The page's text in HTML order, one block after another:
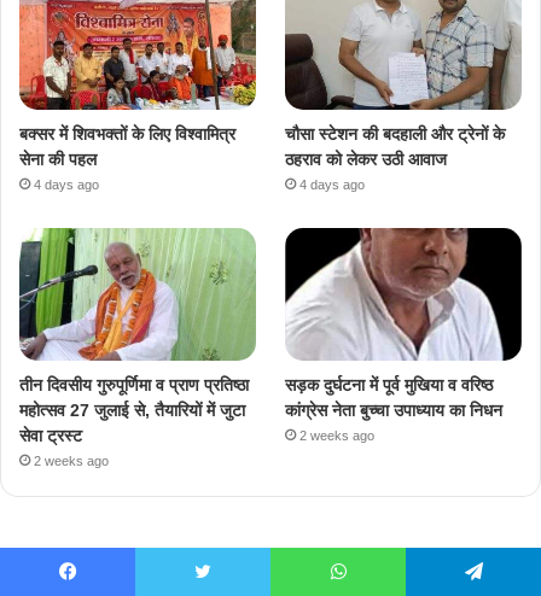
बक्सर में शिवभक्तों के लिए विश्वामित्र
सेना की पहल
4 days ago
चौसा स्टेशन की बदहाली और ट्रेनों के
ठहराव को लेकर उठी आवाज
4 days ago
तीन दिवसीय गुरुपूर्णिमा व प्राण प्रतिष्ठा
महोत्सव 27 जुलाई से, तैयारियों में जुटा
सेवा ट्रस्ट
2 weeks ago
सड़क दुर्घटना में पूर्व मुखिया व वरिष्ठ
कांग्रेस नेता बुच्चा उपाध्याय का निधन
2 weeks ago